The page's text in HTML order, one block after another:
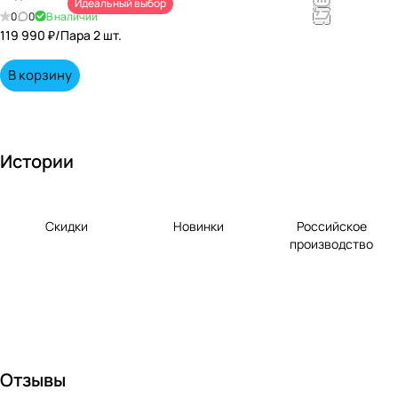
непревзойд
0 0 В наличии
Идеальный выбор
119 990 ₽/Пара 2 шт.
В корзину
Истории
Скидки Новинки
Российское
производство
Отзывы